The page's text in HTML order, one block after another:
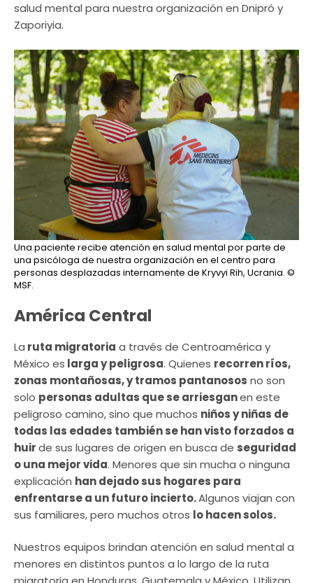
salud mental para nuestra organización en Dnipró y
Zaporiyia.
Una paciente recibe atención en salud mental por parte de
una psicóloga de nuestra organización en el centro para
personas desplazadas internamente de Kryvyi Rih, Ucrania. ©
MSF.
América Central
La ruta migratoria a través de Centroamérica y
México es larga y peligrosa. Quienes recorren ríos,
zonas montañosas, y tramos pantanosos no son
solo personas adultas que se arriesganen este
peligroso camino, sino que muchos niños y niñas de
todas las edades también se han visto forzados a
huirde sus lugares de origen en busca de seguridad
o una mejor vida. Menores que sin mucha o ninguna
explicación han dejado sus hogares para
enfrentarse a un futuro incierto.Algunos viajan con
sus familiares, pero muchos otros lo hacen solos.
Nuestros equipos brindan atención en salud mental a
menores en distintos puntos a lo largo de la ruta